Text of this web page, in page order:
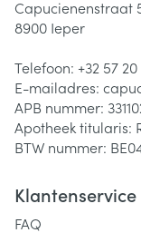
Capucienenstraat
8900 Ieper
Telefoon: +32 57
E-mailadres:
APB nummer:
Apotheek titularis:
BTW nummer:
Klantenservice
FAQ